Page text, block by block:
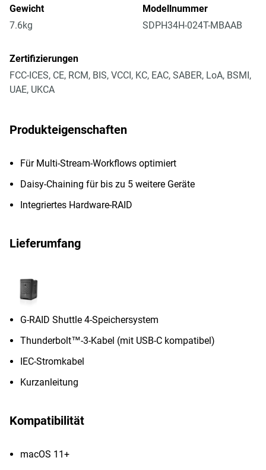
Gewicht
7.6kg
Modellnummer
SDPH34H-024T-MBAAB
Zertifizierungen
FCC-ICES, CE, RCM, BIS, VCCI, KC, EAC, SABER, LoA, BSMI,
UAE, UKCA
Produkteigenschaften
Für Multi-Stream-Workflows optimiert
Daisy-Chaining für bis zu 5 weitere Geräte
Integriertes Hardware-RAID
Lieferumfang
G-RAID Shuttle 4-Speichersystem
Thunderbolt™-3-Kabel (mit USB-C kompatibel)
IEC-Stromkabel
Kurzanleitung
Kompatibilität
macOS 11+